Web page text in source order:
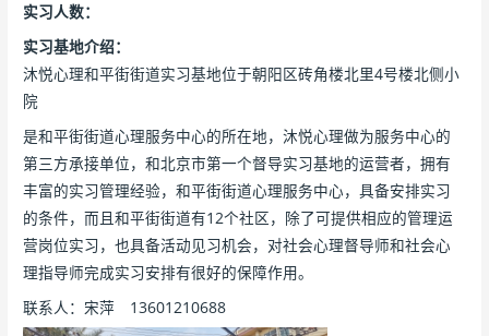
实习人数：
实习基地介绍：
沐悦心理和平街街道实习基地位于朝阳区砖角楼北里4号楼北侧小
院
是和平街街道心理服务中心的所在地，沐悦心理做为服务中心的
第三方承接单位，和北京市第一个督导实习基地的运营者，拥有
丰富的实习管理经验，和平街街道心理服务中心，具备安排实习
的条件，而且和平街街道有12个社区，除了可提供相应的管理运
营岗位实习，也具备活动见习机会，对社会心理督导师和社会心
理指导师完成实习安排有很好的保障作用。
联系人：宋萍 13601210688